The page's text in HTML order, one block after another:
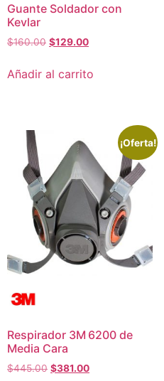
Guante Soldador con
Kevlar
$160.00 $129.00
Añadir al carrito
¡Oferta!
Respirador 3M 6200 de
Media Cara
$445.00 $381.00